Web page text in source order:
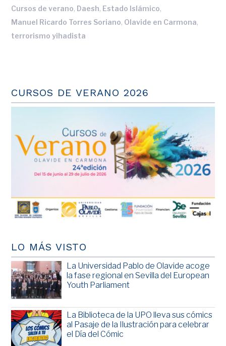
Cursos de verano, Daesh, Estado Islámico,
Manuel Ricardo Torres Soriano, Olavide en Carmona,
terrorismo yihadista
CURSOS DE VERANO 2026
LO MÁS VISTO
La Universidad Pablo de Olavide acoge
la fase regional en Sevilla del European
Youth Parliament
La Biblioteca de la UPO lleva sus cómics
al Pasaje de la Ilustración para celebrar
el Día del Cómic